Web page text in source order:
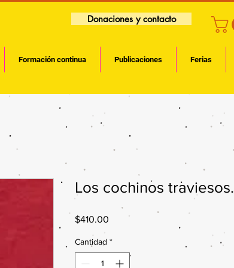
Donaciones y contacto
Formación continua Publicaciones Ferias
Los cochinos
$410.00 Precio
Cantidad *